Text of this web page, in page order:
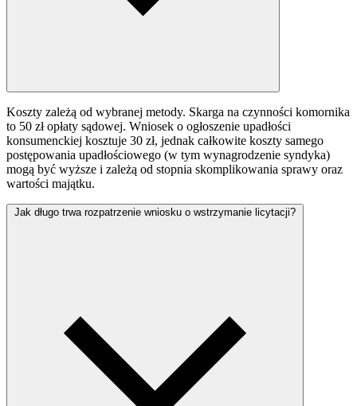
Koszty zależą od wybranej metody. Skarga na czynności komornika
to 50 zł opłaty sądowej. Wniosek o ogłoszenie upadłości
konsumenckiej kosztuje 30 zł, jednak całkowite koszty samego
postępowania upadłościowego (w tym wynagrodzenie syndyka)
mogą być wyższe i zależą od stopnia skomplikowania sprawy oraz
wartości majątku.
Jak długo trwa rozpatrzenie wniosku o wstrzymanie licytacji?